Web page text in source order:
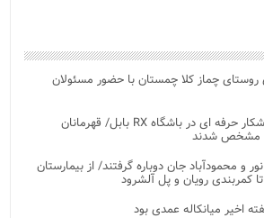
چماز کلا چمستان با حضور مسئولان
رقابت نفسگیر ۲۰ ورزشکار حرفه ای در باشگاه RX بابل/ قهرمانان
مشخص شدند
و محمودآباد جان دوباره گرفتند/ از بیمارستان
کمربندی رویان و پل آلشرود